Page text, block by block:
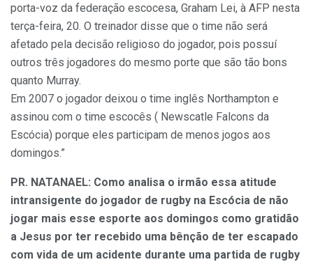
porta-voz da federação escocesa, Graham Lei, à AFP nesta
terça-feira, 20. O treinador disse que o time não será
afetado pela decisão religioso do jogador, pois possuí
outros três jogadores do mesmo porte que são tão bons
quanto Murray.
Em 2007 o jogador deixou o time inglês Northampton e
assinou com o time escocês ( Newscatle Falcons da
Escócia) porque eles participam de menos jogos aos
domingos.”
PR. NATANAEL: Como analisa o irmão essa atitude
intransigente do jogador de rugby na Escócia de não
jogar mais esse esporte aos domingos como gratidão
a Jesus por ter recebido uma bênção de ter escapado
com vida de um acidente durante uma partida de rugby